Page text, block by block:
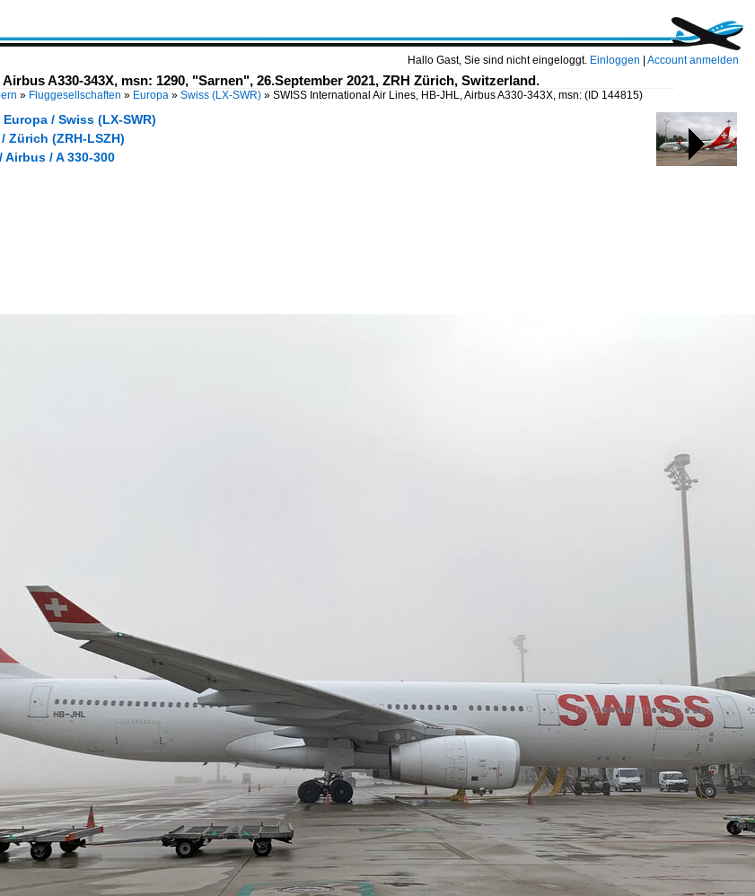
Hallo Gast, Sie sind nicht eingeloggt. Einloggen Account anmelden
A330-343X, msn: 1290, "Sarnen", 26.September 2021, ZRH Zürich, Switzerland.
» Fluggesellschaften » Europa » Swiss (LX-SWR) » SWISS International Air Lines, HB-JHL, Airbus A330-343X, msn: (ID 144815)
/ Swiss (LX-SWR)
Zürich (ZRH-LSZH)
/ A 330-300